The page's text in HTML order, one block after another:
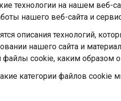
технологии на нашем веб-
нашего веб-сайта и
описания технологий,
нашего сайта и
файлы cookie, каким образом
категории файлов cookie